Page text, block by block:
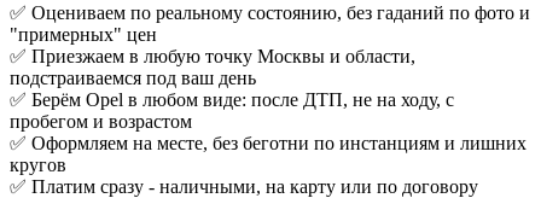
✅ Оцениваем по реальному состоянию, без гаданий по фото и
"примерных" цен
✅ Приезжаем в любую точку Москвы и области,
подстраиваемся под ваш день
✅ Берём Opel в любом виде: после ДТП, не на ходу, с
пробегом и возрастом
✅ Оформляем на месте, без беготни по инстанциям и лишних
кругов
✅ Платим сразу - наличными, на карту или по договору